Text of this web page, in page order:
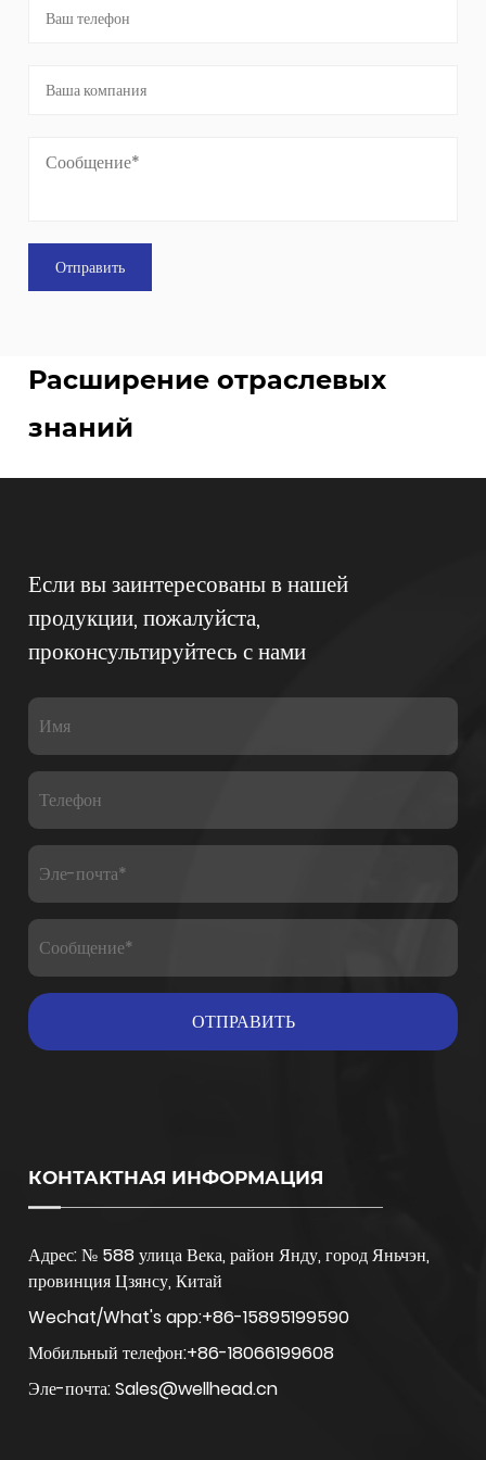
Расширение отраслевых
знаний
Если вы заинтересованы в нашей
продукции, пожалуйста,
проконсультируйтесь с нами
КОНТАКТНАЯ ИНФОРМАЦИЯ
Адрес: № 588 улица Века, район Янду, город Яньчэн,
провинция Цзянсу, Китай
Wechat/What's app:+86-15895199590
Мобильный телефон:+86-18066199608
Эле-почта: Sales@wellhead.cn